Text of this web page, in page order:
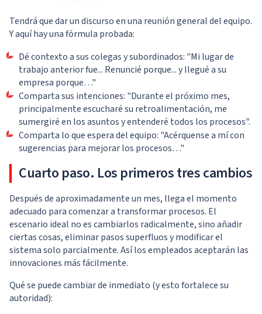
Tendrá que dar un discurso en una reunión general del equipo.
Y aquí hay una fórmula probada:
Dé contexto a sus colegas y subordinados: "Mi lugar de
trabajo anterior fue... Renuncié porque... y llegué a su
empresa porque…"
Comparta sus intenciones: "Durante el próximo mes,
principalmente escucharé su retroalimentación, me
sumergiré en los asuntos y entenderé todos los procesos".
Comparta lo que espera del equipo: "Acérquense a mí con
sugerencias para mejorar los procesos…"
Cuarto paso. Los primeros tres cambios
Después de aproximadamente un mes, llega el momento
adecuado para comenzar a transformar procesos. El
escenario ideal no es cambiarlos radicalmente, sino añadir
ciertas cosas, eliminar pasos superfluos y modificar el
sistema solo parcialmente. Así los empleados aceptarán las
innovaciones más fácilmente.
Qué se puede cambiar de inmediato (y esto fortalece su
autoridad):